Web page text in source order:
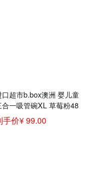
口超市b.box澳洲 婴儿童
合一吸管碗XL 草莓粉48
（bbox辅食吸管碗宝宝
碗）
手价¥ 99.00